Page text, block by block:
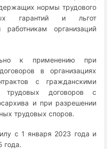
нормы трудового
гарантий и льгот
организаций
к применению при
в организациях
с гражданскими
договоров с
и при разрешении
трудовых споров.
с 1 января 2023 года и
года.